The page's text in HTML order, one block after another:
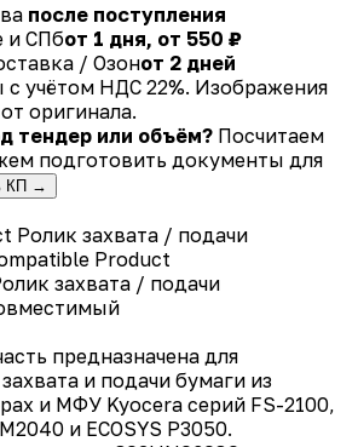
после поступления
и СПбот 1 дня, от 550 ₽
/ Озонот 2 дней
с учётом НДС 22%. Изображения
оригинала.
тендер или объём? Посчитаем
подготовить документы для
КП →
Ролик захвата / подачи
Product
захвата / подачи
предназначена для
и подачи бумаги из
и МФУ Kyocera серий FS-2100,
и ECOSYS P3050.